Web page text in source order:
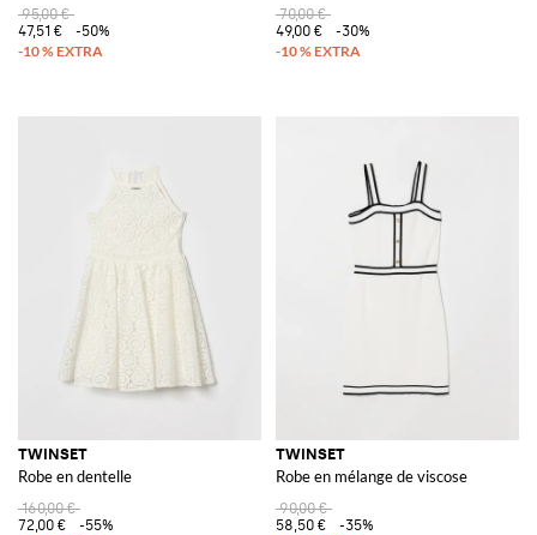
95,00 €
47,51 €
-50%
70,00 €
49,00 €
-30%
TWINSET
Robe en dentelle
160,00 €
72,00 €
-55%
TWINSET
Robe en mélange de viscose
90,00 €
58,50 €
-35%